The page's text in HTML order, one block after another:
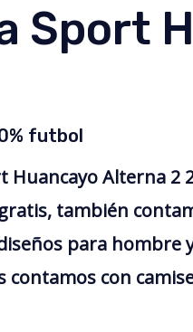
Sport
futbol
Huancayo Alterna
también
para hombre
contamos con